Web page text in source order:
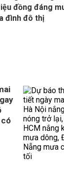
đồng đáng
đình đô thị
có